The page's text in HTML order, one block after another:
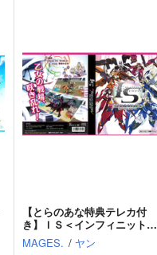
【とらのあな特典テレカ付
き】ＩＳ＜インフィニット・
ストラトス＞ VersusColors
MAGES. / ヤン